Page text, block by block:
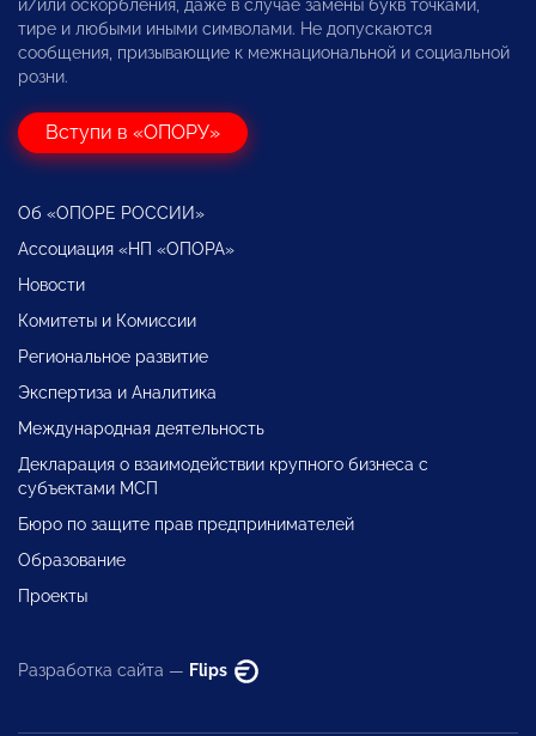
и/или оскорбления, даже в случае замены букв точками,
тире и любыми иными символами. Не допускаются
сообщения, призывающие к межнациональной и социальной
розни.
Вступи в «ОПОРУ»
Об «ОПОРЕ РОССИИ»
Ассоциация «НП «ОПОРА»
Новости
Комитеты и Комиссии
Региональное развитие
Экспертиза и Аналитика
Международная деятельность
Декларация о взаимодействии крупного бизнеса с
субъектами МСП
Бюро по защите прав предпринимателей
Образование
Проекты
Разработка сайта — Flips